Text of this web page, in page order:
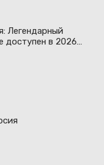
Легендарный
доступен в 2026